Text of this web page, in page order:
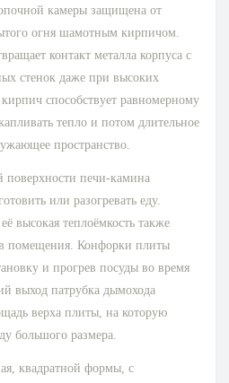
камеры защищена от
огня шамотным кирпичом.
контакт металла корпуса с
стенок даже при высоких
способствует равномерному
тепло и потом длительное
пространство.
поверхности печи-камина
или разогревать еду.
высокая теплоёмкость также
помещения. Конфорки плиты
и прогрев посуды во время
выход патрубка дымохода
верха плиты, на которую
большого размера.
квадратной формы, с